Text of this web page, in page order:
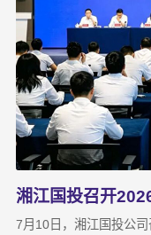
湘江国投召开
7月10日，湘江国投公